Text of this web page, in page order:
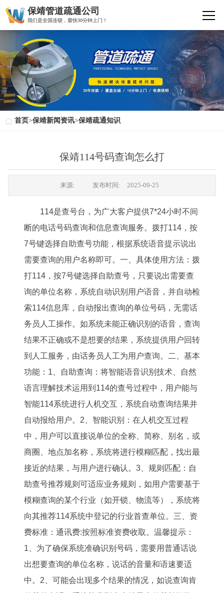
保靖管道疏通公司
我们是全国连锁，最快30分钟上门！
首页>保靖新闻资讯>保靖疏通知识
保靖114号码查询怎么打
来源: 发布时间: 2025-09-25
114是查号台，为广大客户提供7*24小时不间
断的电话号码查询和信息查询服务。拨打114，按
7号键选择自助查号功能，根据系统语音提示说出
需要查询的用户名称即可。一、具体使用方法：拨
打114，按7号键选择自助查号，只要说出需要查
询的单位名称，系统自动识别用户语音，并自动检
索114信息库，自动报出查询的单位号码，无需话
务员人工操作。如系统未能正确识别的语音，查询
结果不正确或不是想要的结果，系统提供用户回转
到人工服务，由话务员人工为用户查询。二、基本
功能：1、自助查询：将智能语音识别技术、自然
语言理解技术运用到114的查号过程中，用户能与
智能114系统进行人机交互，系统自动查询结果并
自动报给用户。2、智能识别：在人机交互过程
中，用户可以直接说单位的全称、简称、别名，或
商圈、地点加名称，系统将进行模糊匹配，找出最
接近的结果，与用户进行确认。3、规则匹配：自
助查号推荐规则可适应业务规则，如用户需要基于
模糊查询的某个行业（如开锁、物流等），系统将
向其推荐114系统中登记的行业首查单位。三、资
费标准：通讯费:按照标准资费收取。温馨提示：
1、为了确保系统准确识别号码，需要用普通话说
出想要查询的单位名称，说话的音量和语速要适
中。2、可能会出现多个结果的情况，如说查询肯